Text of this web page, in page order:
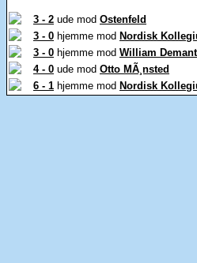
3 - 2 ude mod Ostenfeld
3 - 0 hjemme mod Nordisk
3 - 0 hjemme mod William Demant
4 - 0 ude mod Otto MÃ¸nsted
6 - 1 hjemme mod Nordisk